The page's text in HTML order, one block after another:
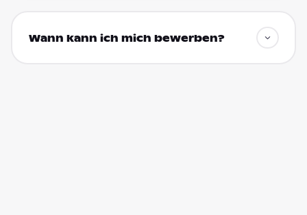
Wann kann ich mich bewerben?